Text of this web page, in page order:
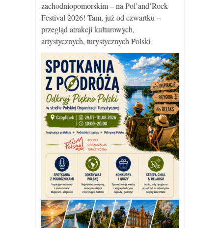
zachodniopomorskim – na Pol’and’Rock
Festival 2026! Tam, już od czwartku –
przegląd atrakcji kulturowych,
artystycznych, turystycznych Polski